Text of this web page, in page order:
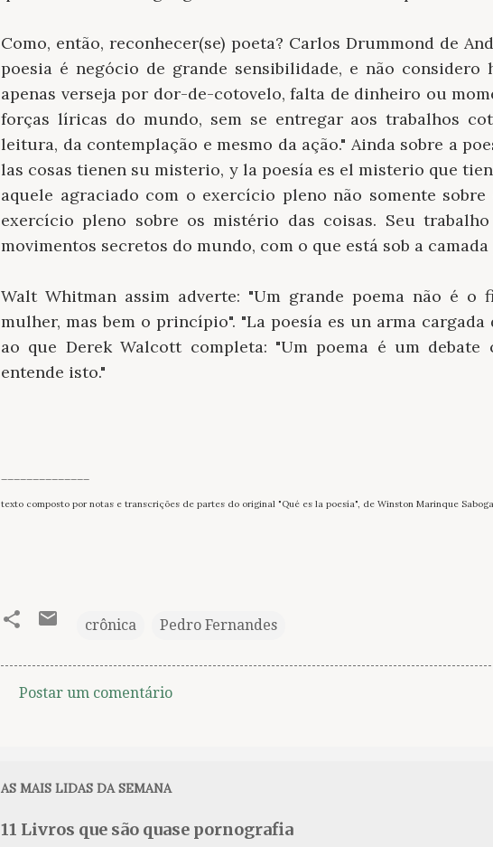
Como, então, reconhecer(se) poeta? Carlos Drummond de
poesia é negócio de grande sensibilidade, e não
apenas verseja por dor-de-cotovelo, falta de dinheiro ou
forças líricas do mundo, sem se entregar aos trabalhos
leitura, da contemplação e mesmo da ação." Ainda sobre a
las cosas tienen su misterio, y la poesía es el misterio que
aquele agraciado com o exercício pleno não somente
exercício pleno sobre os mistério das coisas. Seu
movimentos secretos do mundo, com o que está sob a camada
Walt Whitman assim adverte: "Um grande poema não é o
mulher, mas bem o princípio". "La poesía es un arma
ao que Derek Walcott completa: "Um poema é um
entende isto."
texto composto por notas e transcrições de partes do original "Qué es la poesía", de Winston Marinque
crônica Pedro Fernandes
e
t
Postar um comentário
AS MAIS LIDAS DA SEMANA
11 Livros que são quase pornografia